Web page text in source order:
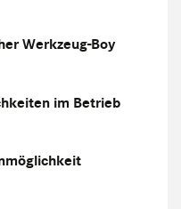
Werkzeug-Boy
im Betrieb